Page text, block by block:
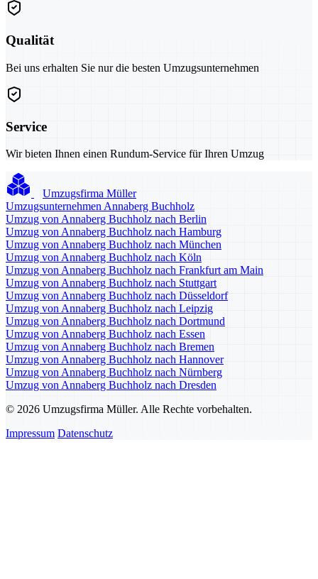
Qualität
Bei uns erhalten Sie nur die besten Umzugsunternehmen
Service
Wir bieten Ihnen einen Rundum-Service für Ihren Umzug
Umzugsfirma Müller
Umzugsunternehmen Annaberg Buchholz
Umzug von Annaberg Buchholz nach Berlin
Umzug von Annaberg Buchholz nach Hamburg
Umzug von Annaberg Buchholz nach München
Umzug von Annaberg Buchholz nach Köln
Umzug von Annaberg Buchholz nach Frankfurt am Main
Umzug von Annaberg Buchholz nach Stuttgart
Umzug von Annaberg Buchholz nach Düsseldorf
Umzug von Annaberg Buchholz nach Leipzig
Umzug von Annaberg Buchholz nach Dortmund
Umzug von Annaberg Buchholz nach Essen
Umzug von Annaberg Buchholz nach Bremen
Umzug von Annaberg Buchholz nach Hannover
Umzug von Annaberg Buchholz nach Nürnberg
Umzug von Annaberg Buchholz nach Dresden
© 2026 Umzugsfirma Müller. Alle Rechte vorbehalten.
Impressum Datenschutz